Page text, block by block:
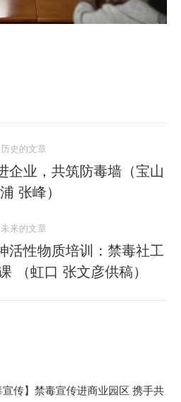
历史的文章
历
史
章：
企业，共筑防毒墙（宝山
张峰）
未来的文章
未
来
的
活性物质培训：禁毒社工
（虹口 张文彦供稿）
宣传】禁毒宣传进商业园区 携手共